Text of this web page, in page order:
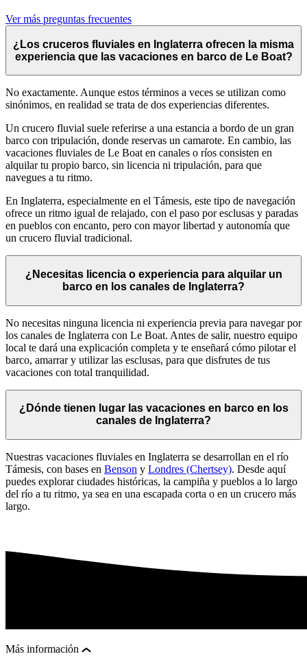
Ver más preguntas frecuentes
¿Los cruceros fluviales en Inglaterra ofrecen la misma
experiencia que las vacaciones en barco de Le Boat?
No exactamente. Aunque estos términos a veces se utilizan como
sinónimos, en realidad se trata de dos experiencias diferentes.
Un crucero fluvial suele referirse a una estancia a bordo de un gran
barco con tripulación, donde reservas un camarote. En cambio, las
vacaciones fluviales de Le Boat en canales o ríos consisten en
alquilar tu propio barco, sin licencia ni tripulación, para que
navegues a tu ritmo.
En Inglaterra, especialmente en el Támesis, este tipo de navegación
ofrece un ritmo igual de relajado, con el paso por esclusas y paradas
en pueblos con encanto, pero con mayor libertad y autonomía que
un crucero fluvial tradicional.
¿Necesitas licencia o experiencia para alquilar un
barco en los canales de Inglaterra?
No necesitas ninguna licencia ni experiencia previa para navegar por
los canales de Inglaterra con Le Boat. Antes de salir, nuestro equipo
local te dará una explicación completa y te enseñará cómo pilotar el
barco, amarrar y utilizar las esclusas, para que disfrutes de tus
vacaciones con total tranquilidad.
¿Dónde tienen lugar las vacaciones en barco en los
canales de Inglaterra?
Nuestras vacaciones fluviales en Inglaterra se desarrollan en el río
Támesis, con bases en Benson y Londres (Chertsey). Desde aquí
puedes explorar ciudades históricas, la campiña y pueblos a lo largo
del río a tu ritmo, ya sea en una escapada corta o en un crucero más
largo.
Más información